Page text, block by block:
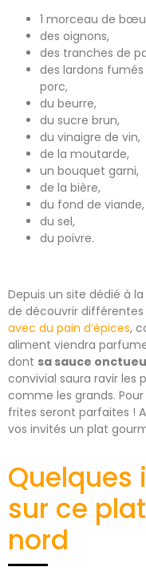
1 morceau de
des oignons,
des tranches de
des lardons
porc,
du beurre,
du sucre brun,
du vinaigre de vin,
de la moutarde,
un bouquet garni,
de la bière,
du fond de viande,
du sel,
du poivre.
Depuis un site dédié à
de découvrir
avec du pain d’épices,
aliment viendra
dont sa sauce
convivial saura ravir les
comme les grands.
frites seront parfaites !
vos invités un plat
Quelques
sur ce
nord